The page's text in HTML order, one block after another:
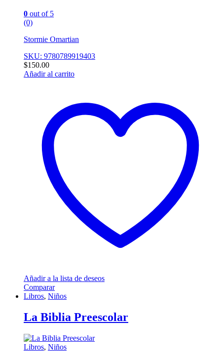
0 out of 5
(0)
Stormie Omartian
SKU: 9780789919403
$150.00
Añadir al carrito
Añadir a la lista de deseos
Comparar
Libros, Niños
La Biblia Preescolar
Libros, Niños